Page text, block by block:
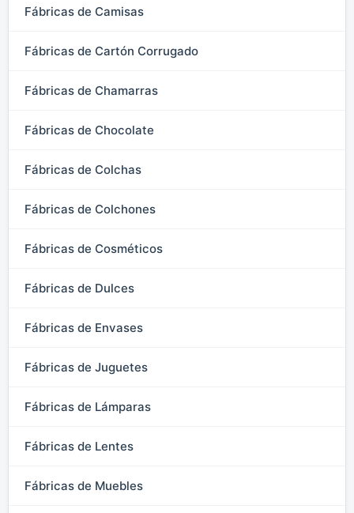
Fábricas de Camisas
Fábricas de Cartón Corrugado
Fábricas de Chamarras
Fábricas de Chocolate
Fábricas de Colchas
Fábricas de Colchones
Fábricas de Cosméticos
Fábricas de Dulces
Fábricas de Envases
Fábricas de Juguetes
Fábricas de Lámparas
Fábricas de Lentes
Fábricas de Muebles